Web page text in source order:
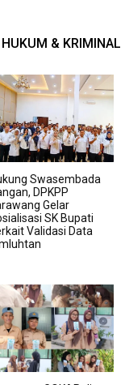
HUKUM & KRIMINAL
Swasembada
DPKPP
Gelar
SK Bupati
Validasi Data